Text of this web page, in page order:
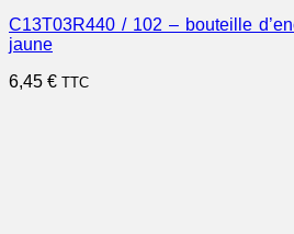
C13T03R440 / 102 – bouteille
jaune
6,45 € TTC